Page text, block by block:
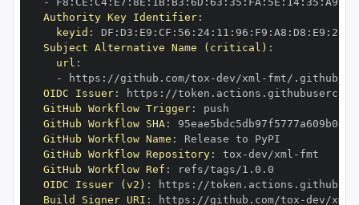
Authority Key Identifier:
keyid : DF : D3 : E9 : CF : 56 : 24: 11 : 96 : F9 : A8 : D8 : E9 : 28
Subject Alternative Name (critical) :
url :
-
https : //github.com/tox -dev/xml -
OIDC Issuer: https :
GitHub Workflow Trigger:
GitHub Workflow SHA:
GitHub Workflow Name :
GitHub Workflow Repository: tox -dev/xml -
GitHub Workflow Ref :
OIDC Issuer (v2) : https :
Build Signer URI : https : //github.com/tox -dev/xml